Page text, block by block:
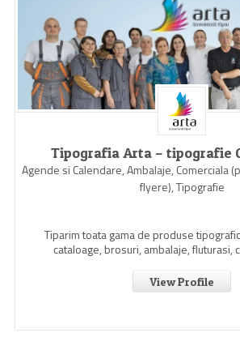
Tipografia Arta – tipografie
Agende si Calendare, Ambalaje, Comerciala
flyere), Tipografie
Tiparim toata gama de produse
cataloage, brosuri, ambalaje, fluturasi,
View Profile